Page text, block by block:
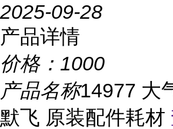
2025-09-28
产品详情
价格： 1000
产品名称14977 大
默飞 原装配件耗材